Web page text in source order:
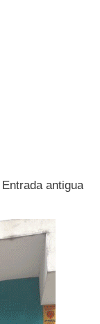
Entrada antigua